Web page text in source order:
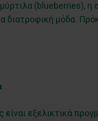
(blueberries), η
διατροφική μόδα.
εξελικτικά